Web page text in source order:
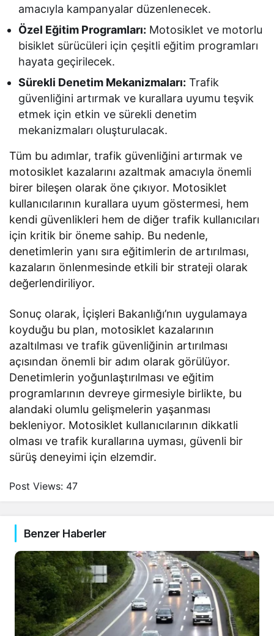
amacıyla kampanyalar düzenlenecek.
Özel Eğitim Programları: Motosiklet ve motorlu
bisiklet sürücüleri için çeşitli eğitim programları
hayata geçirilecek.
Sürekli Denetim Mekanizmaları: Trafik
güvenliğini artırmak ve kurallara uyumu teşvik
etmek için etkin ve sürekli denetim
mekanizmaları oluşturulacak.
Tüm bu adımlar, trafik güvenliğini artırmak ve
motosiklet kazalarını azaltmak amacıyla önemli
birer bileşen olarak öne çıkıyor. Motosiklet
kullanıcılarının kurallara uyum göstermesi, hem
kendi güvenlikleri hem de diğer trafik kullanıcıları
için kritik bir öneme sahip. Bu nedenle,
denetimlerin yanı sıra eğitimlerin de artırılması,
kazaların önlenmesinde etkili bir strateji olarak
değerlendiriliyor.
Sonuç olarak, İçişleri Bakanlığı’nın uygulamaya
koyduğu bu plan, motosiklet kazalarının
azaltılması ve trafik güvenliğinin artırılması
açısından önemli bir adım olarak görülüyor.
Denetimlerin yoğunlaştırılması ve eğitim
programlarının devreye girmesiyle birlikte, bu
alandaki olumlu gelişmelerin yaşanması
bekleniyor. Motosiklet kullanıcılarının dikkatli
olması ve trafik kurallarına uyması, güvenli bir
sürüş deneyimi için elzemdir.
Post Views: 47
Benzer Haberler